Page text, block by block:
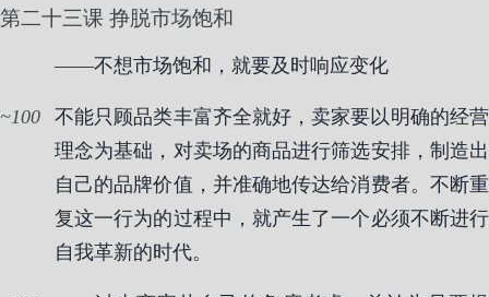
第二十三课 挣脱市场饱和
——不想市场饱和，就要及时响应变化
100
不能只顾品类丰富齐全就好，卖家要以明确的经营
理念为基础，对卖场的商品进行筛选安排，制造出
自己的品牌价值，并准确地传达给消费者。不断重
复这一行为的过程中，就产生了一个必须不断进行
自我革新的时代。